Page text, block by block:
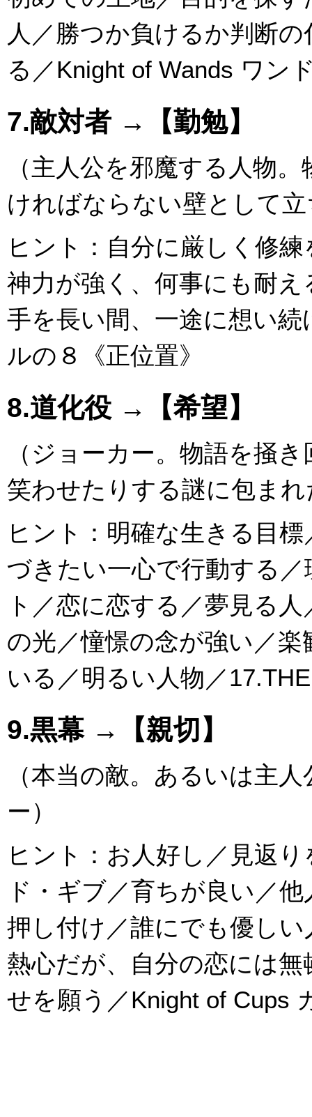
人／勝つか負けるか判断
る／Knight of Wands ワン
7.敵対者 →【勤勉】
（主人公を邪魔する人物
ければならない壁として
ヒント：自分に厳しく修
神力が強く、何事にも耐
手を長い間、一途に想い
ルの８《正位置》
8.道化役 →【希望】
（ジョーカー。物語を掻
笑わせたりする謎に包ま
ヒント：明確な生きる目
づきたい一心で行動する
ト／恋に恋する／夢見る
の光／憧憬の念が強い／
いる／明るい人物／
9.黒幕 →【親切】
（本当の敵。あるいは主
ー）
ヒント：お人好し／見返
ド・ギブ／育ちが良い／
押し付け／誰にでも優し
熱心だが、自分の恋には
せを願う／Knight of Cups